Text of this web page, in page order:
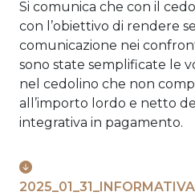
Si comunica che con il
con l’obiettivo di rendere
comunicazione nei
sono state semplificate le
nel cedolino che non
all’importo lordo e netto
integrativa in pagamento.